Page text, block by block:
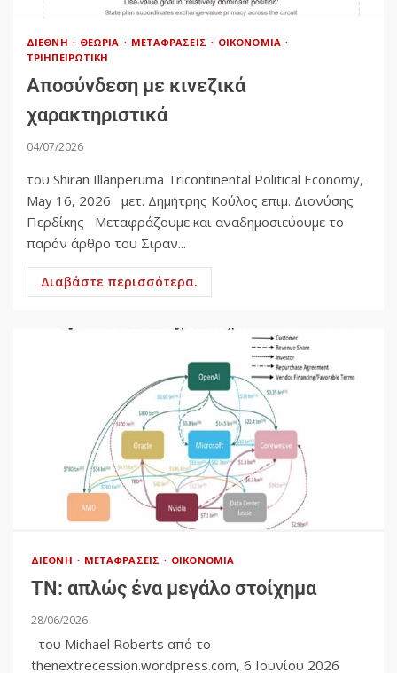
ΔΙΕΘΝΉ ΘΕΩΡΊΑ ΜΕΤΑΦΡΆΣΕΙΣ
ΟΙΚΟΝΟΜΊΑ
ΤΡΙΗΠΕΙΡΩΤΙΚΉ
Αποσύνδεση με κινεζικά
χαρακτηριστικά
04/07/2026
του Shiran Illanperuma Tricontinental Political Economy,
May 16, 2026 μετ. Δημήτρης Κούλος επιμ. Διονύσης
Περδίκης Μεταφράζουμε και αναδημοσιεύουμε το
παρόν άρθρο του Σιραν...
Διαβάστε περισσότερα.
ΔΙΕΘΝΉ ΜΕΤΑΦΡΆΣΕΙΣ ΟΙΚΟΝΟΜΊΑ
ΤΝ: απλώς ένα μεγάλο στοίχημα
28/06/2026
του Michael Roberts από το
thenextrecession.wordpress.com, 6 Ιουνίου 2026